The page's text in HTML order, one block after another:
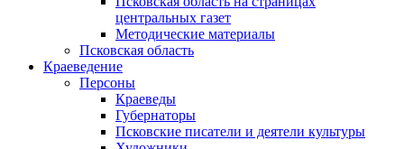
центральных газет
Методические материалы
Псковская область
Краеведение
Персоны
Краеведы
Губернаторы
Псковские писатели и деятели культуры